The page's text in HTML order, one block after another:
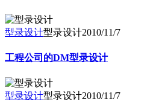
型录设计型录设计2010/11/7
工程公司的DM型录设计
型录设计型录设计2010/11/7